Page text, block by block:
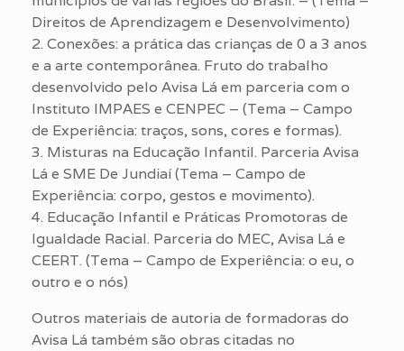
Direitos de Aprendizagem e Desenvolvimento)
2. Conexões: a prática das crianças de 0 a 3 anos
e a arte contemporânea. Fruto do trabalho
desenvolvido pelo Avisa Lá em parceria com o
Instituto IMPAES e CENPEC – (Tema – Campo
de Experiência: traços, sons, cores e formas).
3. Misturas na Educação Infantil. Parceria Avisa
Lá e SME De Jundiaí (Tema – Campo de
Experiência: corpo, gestos e movimento).
4. Educação Infantil e Práticas Promotoras de
Igualdade Racial. Parceria do MEC, Avisa Lá e
CEERT. (Tema – Campo de Experiência: o eu, o
outro e o nós)
Outros materiais de autoria de formadoras do
Avisa Lá também são obras citadas no